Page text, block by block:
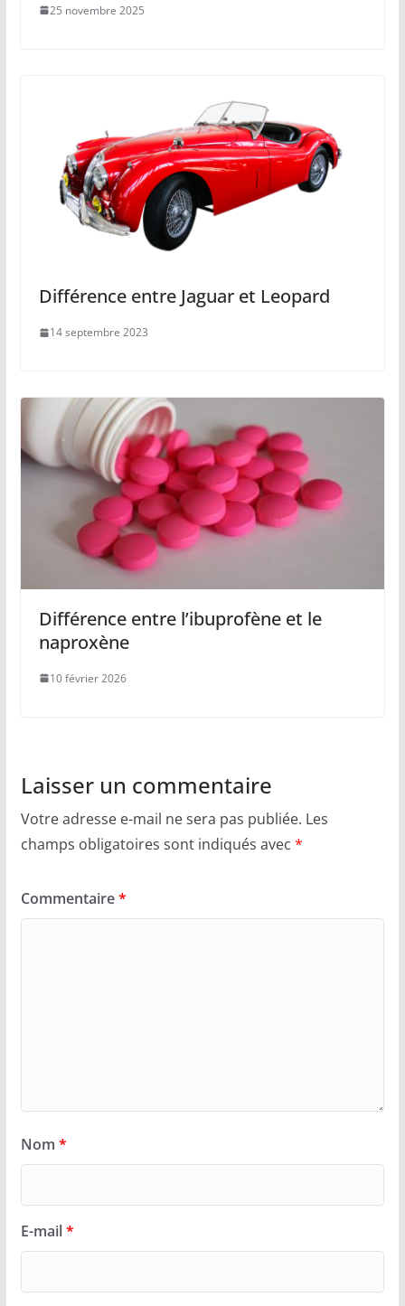
25 novembre 2025
Différence entre Jaguar et Leopard
14 septembre 2023
Différence entre l’ibuprofène et le
naproxène
10 février 2026
Laisser un commentaire
Votre adresse e-mail ne sera pas publiée. Les
champs obligatoires sont indiqués avec *
Commentaire*
Nom *
E-mail*